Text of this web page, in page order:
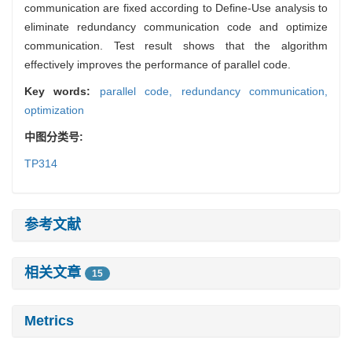
communication are fixed according to Define-Use analysis to
eliminate redundancy communication code and optimize
communication. Test result shows that the algorithm
effectively improves the performance of parallel code.
Key words: parallel code, redundancy communication,
optimization
中图分类号:
TP314
参考文献
相关文章 15
Metrics